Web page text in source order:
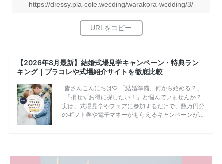
https://dressy.pla-cole.wedding/warakora-wedding/3/
【2026年8月最新】結婚式場見学キャンペーン・特典ラン
キング｜プラコレや式場紹介サイトを徹底比較
皆さんこんにちは♡ 「結婚準備、何から始める？」
「損せずお得に探したい！」と悩んでいませんか？
実は、式場見学やフェアに参加するだけで、数万円分
のギフト券や電子マネーがもらえるキャンペーンがあ
ため、比較せずに選ぶと損をしてしまうことも……。